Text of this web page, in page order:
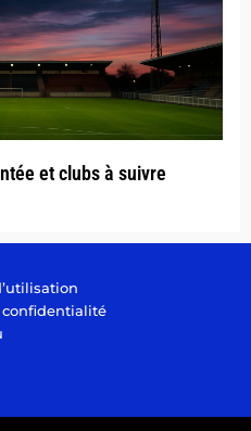
et clubs à suivre